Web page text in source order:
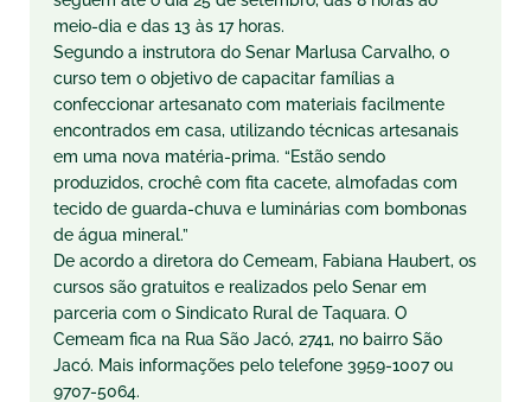
meio-dia e das 13 às 17 horas.
Segundo a instrutora do Senar Marlusa Carvalho, o
curso tem o objetivo de capacitar famílias a
confeccionar artesanato com materiais facilmente
encontrados em casa, utilizando técnicas artesanais
em uma nova matéria-prima. “Estão sendo
produzidos, crochê com fita cacete, almofadas com
tecido de guarda-chuva e luminárias com bombonas
de água mineral.”
De acordo a diretora do Cemeam, Fabiana Haubert, os
cursos são gratuitos e realizados pelo Senar em
parceria com o Sindicato Rural de Taquara. O
Cemeam fica na Rua São Jacó, 2741, no bairro São
Jacó. Mais informações pelo telefone 3959-1007 ou
9707-5064.